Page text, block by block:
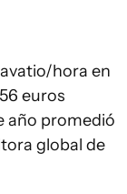
hora en
euros
año promedió
global de